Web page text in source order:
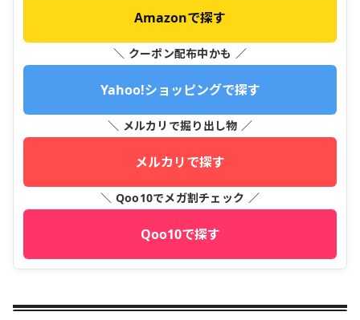
Amazonで探す
＼ クーポン配布中かも ／
Yahoo!ショッピングで探す
＼ メルカリで掘り出し物 ／
メルカリで探す
＼ Qoo10でメガ割チェック ／
Qoo10で探す